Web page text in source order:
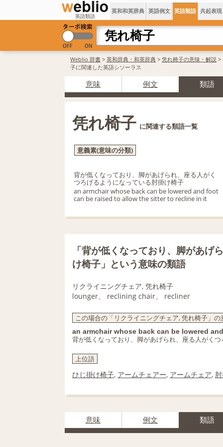
英語類語
英和和英辞典 英語例文 英語類語 共起表現
Weblio 辞書 > 英和辞典・和英辞典 > 凭れ椅子の意味・解説 >
子に関連した英語シソーラス
意味 例文 類語
凭れ椅子 に関連する類語一覧
意義素(意味の分類)
背が低くなっており、脚があげられ、座る人がく
つろげるようになっている肘掛け椅子
an armchair whose back can be lowered and foot
can be raised to allow the sitter to recline in it
「背が低くなっており、脚があげ
け椅子」という意味の類語
リクライニングチェア, 凭れ椅子
lounger、 reclining chair、 recliner
この場合の「リクライニングチェア, 凭れ椅子」の
an armchair whose back can be lowered
背が低くなっており、脚があげられ、座る人がく
上位語
ひじ掛け椅子, アームチェアー, アームチェア,
意味 例文 類語